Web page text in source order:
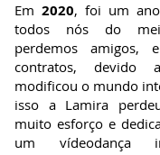
Em 2020, foi um
todos nós do
perdemos amigos,
contratos, devido
modificou o mundo
isso a Lamira
muito esforço e
um vídeodança